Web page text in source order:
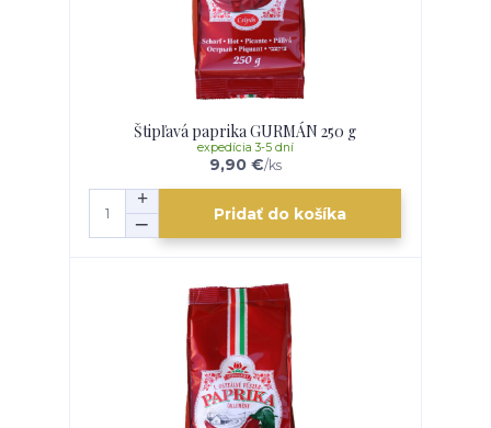
Štipľavá paprika GURMÁN 250 g
9,90 €/ks
expedícia 3-5 dní
Pridať do košíka